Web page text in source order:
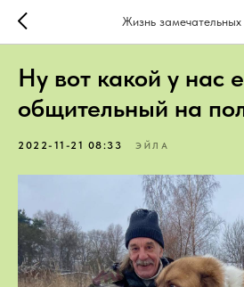
Жизнь замечательных
Ну вот какой у нас
общительный на
2022-11-21 08:33 ЭЙЛА